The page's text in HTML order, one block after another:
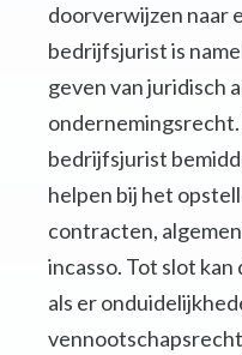
doorverwijzen naar
bedrijfsjurist is
geven van juridisch
bedrijfsjurist
helpen bij het
contracten,
incasso. Tot slot
als er